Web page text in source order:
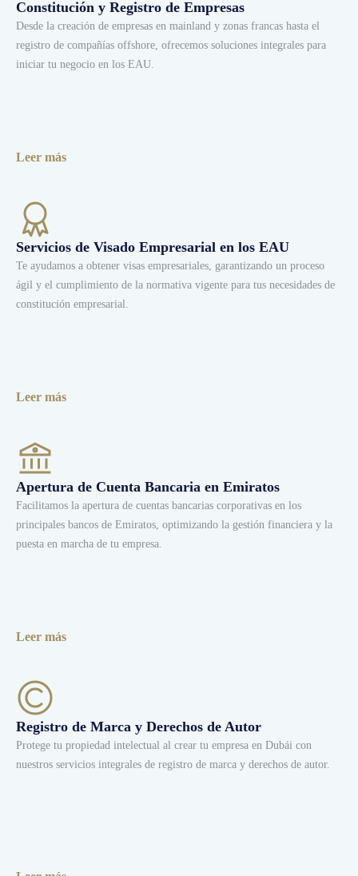
Constitución y Registro de Empresas
Desde la creación de empresas en mainland y zonas francas hasta el
registro de compañías offshore, ofrecemos soluciones integrales para
iniciar tu negocio en los EAU.
Leer más
Servicios de Visado Empresarial en los EAU
Te ayudamos a obtener visas empresariales, garantizando un proceso
ágil y el cumplimiento de la normativa vigente para tus necesidades de
constitución empresarial.
Leer más
Apertura de Cuenta Bancaria en Emiratos
Facilitamos la apertura de cuentas bancarias corporativas en los
principales bancos de Emiratos, optimizando la gestión financiera y la
puesta en marcha de tu empresa.
Leer más
Registro de Marca y Derechos de Autor
Protege tu propiedad intelectual al crear tu empresa en Dubái con
nuestros servicios integrales de registro de marca y derechos de autor.